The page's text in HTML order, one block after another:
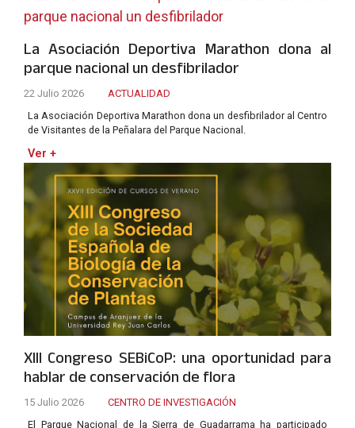
La Asociación Deportiva Marathon dona al
parque nacional un desfibrilador
22 Julio 2026
ACTUALIDAD
La Asociación Deportiva Marathon dona un desfibrilador al Centro
de Visitantes de la Peñalara del Parque Nacional.
Ver +
XIII Congreso SEBiCoP: una oportunidad para
hablar de conservación de flora
15 Julio 2026
CENTRO DE INVESTIGACIÓN
El Parque Nacional de la Sierra de Guadarrama ha participado